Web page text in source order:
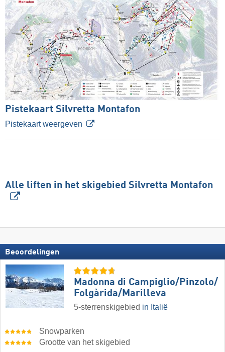
Pistekaart Silvretta Montafon
Pistekaart weergeven
Alle liften in het skigebied Silvretta Montafon
Beoordelingen
Madonna di Campiglio/​Pinzolo/​
Folgàrida/​Marilleva
5-sterrenskigebied in Italië
Snowparken
Grootte van het skigebied